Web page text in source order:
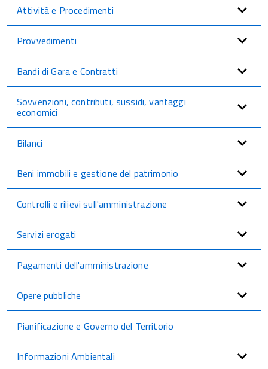
Attività e Procedimenti
Provvedimenti
Bandi di Gara e Contratti
Sovvenzioni, contributi, sussidi, vantaggi
economici
Bilanci
Beni immobili e gestione del patrimonio
Controlli e rilievi sull'amministrazione
Servizi erogati
Pagamenti dell'amministrazione
Opere pubbliche
Pianificazione e Governo del Territorio
Informazioni Ambientali